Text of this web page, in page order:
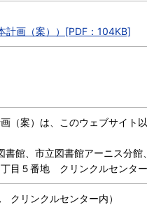
計画（案））[PDF：104KB]
（案）は、このウェブサイト
館、市立図書館アーニス分館
目５番地 クリンクルセンター
リンクルセンター内）